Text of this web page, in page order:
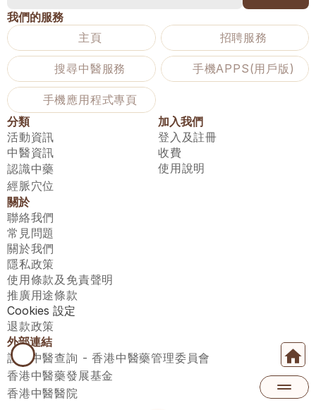
我們的服務
主頁
招聘服務
搜尋中醫服務 手機APPS(用戶版)
手機應用程式專頁
分類
活動資訊
中醫資訊
認識中藥
經脈穴位
加入我們
登入及註冊
收費
使用說明
關於
聯絡我們
常見問題
關於我們
隱私政策
使用條款及免責聲明
推廣用途條款
Cookies 設定
退款政策
外部連結
註冊中醫查詢 - 香港中醫藥管理委員會
香港中醫藥發展基金
香港中醫醫院